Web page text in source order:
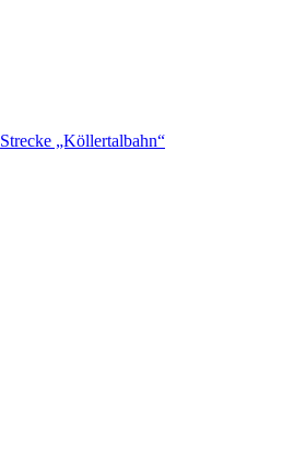
Strecke „Köllertalbahn“